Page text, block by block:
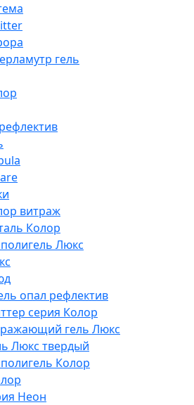
гель
витраж
Колор
Люкс
опал рефлектив
серия Колор
гель Люкс
Люкс твердый
Колор
Неон